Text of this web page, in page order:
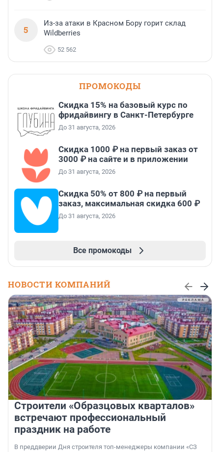
5
Из-за атаки в Красном Бору горит склад
Wildberries
52 562
ПРОМОКОДЫ
Скидка 15% на базовый курс по
фридайвингу в Санкт-Петербурге
До 31 августа, 2026
Скидка 1000 ₽ на первый заказ от
3000 ₽ на сайте и в приложении
До 31 августа, 2026
Скидка 50% от 800 ₽ на первый
заказ, максимальная скидка 600 ₽
До 31 августа, 2026
Все промокоды
НОВОСТИ КОМПАНИЙ
Строители «Образцовых кварталов»
встречают профессиональный
праздник на работе
В преддверии Дня строителя топ-менеджеры компании «СЗ